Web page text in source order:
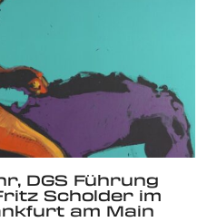
DGS Führung
Scholder im
am Main